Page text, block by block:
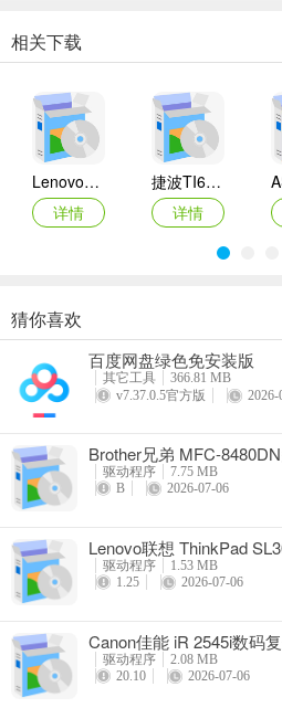
相关下载
Lenovo联想 Ideapad Z465/Z565系列笔记本 声卡驱动
详情
捷波TI61AG-A主板BIOS
详情
奥睿科PAS3062-2E/PAS3062-2S/PAS3064-2S2E系列扩展卡驱动
详情
Canon佳能 PowerShot A310 WIA驱动
详情
猜你喜欢
百度网盘绿色免安装版
其它工具
366.81 MB
v7.37.0.5官方版
2026-
Brother兄弟 MFC-
驱动
驱动程序
7.75 MB
B
2026-07-06
Lenovo联想 ThinkPad
笔记本BIOS
驱动程序
1.53 MB
1.25
2026-07-06
Canon佳能 iR 2545i数码
驱动程序
2.08 MB
20.10
2026-07-06